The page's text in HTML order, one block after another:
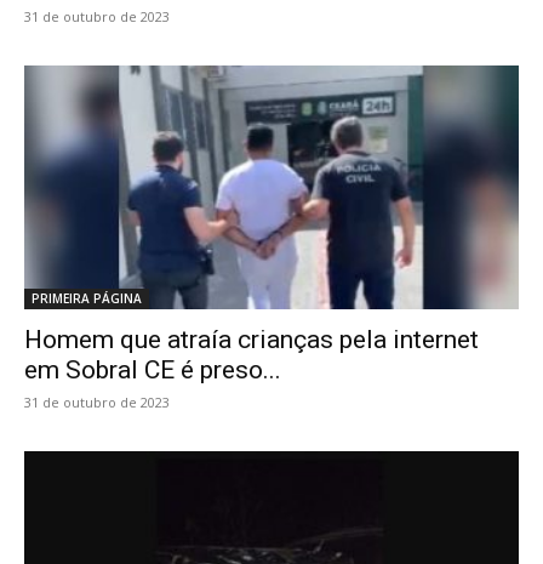
31 de outubro de 2023
PRIMEIRA PÁGINA
Homem que atraía crianças pela internet
em Sobral CE é preso...
31 de outubro de 2023